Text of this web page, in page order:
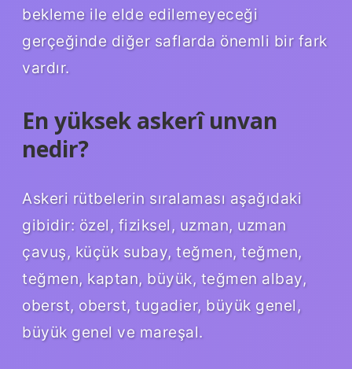
bekleme ile elde edilemeyeceği
gerçeğinde diğer saflarda önemli bir fark
vardır.
En yüksek askerî unvan
nedir?
Askeri rütbelerin sıralaması aşağıdaki
gibidir: özel, fiziksel, uzman, uzman
çavuş, küçük subay, teğmen, teğmen,
teğmen, kaptan, büyük, teğmen albay,
oberst, oberst, tugadier, büyük genel,
büyük genel ve mareşal.